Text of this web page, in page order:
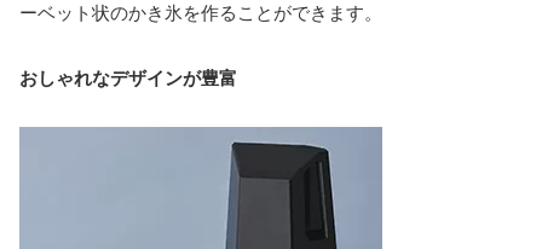
ーベット状のかき氷を作ることができます。
おしゃれなデザインが豊富